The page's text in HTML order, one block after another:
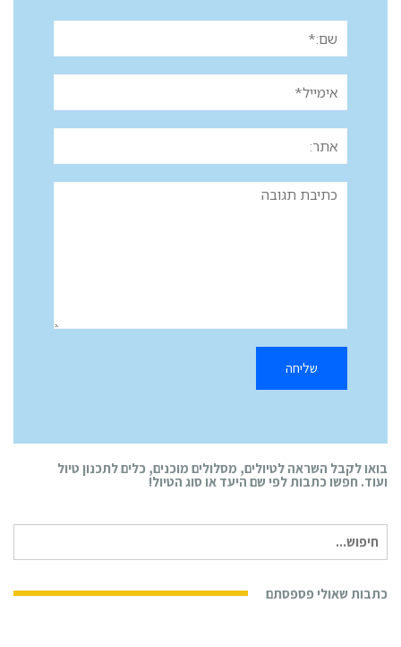
שם:*
אימייל*
אתר:
תגובה
בואו לקבל השראה לטיולים, מסלולים מוכנים, כלים לתכנון טיול
ועוד. חפשו כתבות לפי שם היעד או סוג הטיול!
עבור:
כתבות שאולי פספסתם